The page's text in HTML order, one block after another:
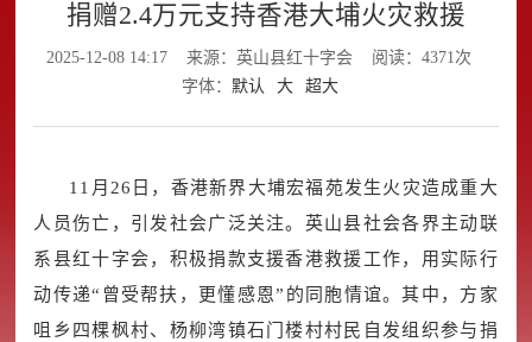
捐赠2.4万元支持香港大埔火灾救援
2025-12-08 14:17 来源：英山县红十字会
阅读：4371次
字体： 默认 大 超大
11月26日，香港新界大埔宏福苑发生火灾造成重大
人员伤亡，引发社会广泛关注。英山县社会各界主动联
系县红十字会，积极捐款支援香港救援工作，用实际行
动传递“曾受帮扶，更懂感恩”的同胞情谊。其中，方家
咀乡四棵枫村、杨柳湾镇石门楼村村民自发组织参与捐